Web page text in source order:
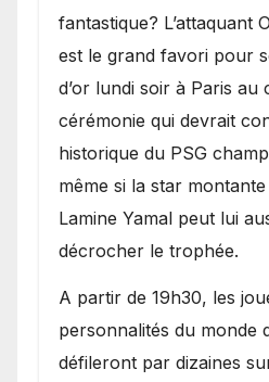
fantastique? L’attaquant
est le grand favori pour
d’or lundi soir à Paris au
cérémonie qui devrait
historique du PSG
même si la star
Lamine Yamal peut lui
décrocher le trophée.
A partir de 19h30, les
personnalités du monde
défileront par dizaines